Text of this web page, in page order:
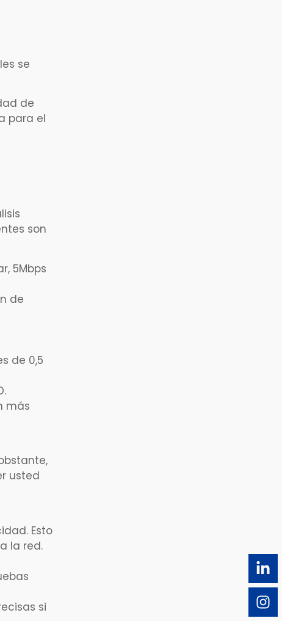
se
de
para el
son
5Mbps
de
de 0,5
más
usted
Esto
la red.
si